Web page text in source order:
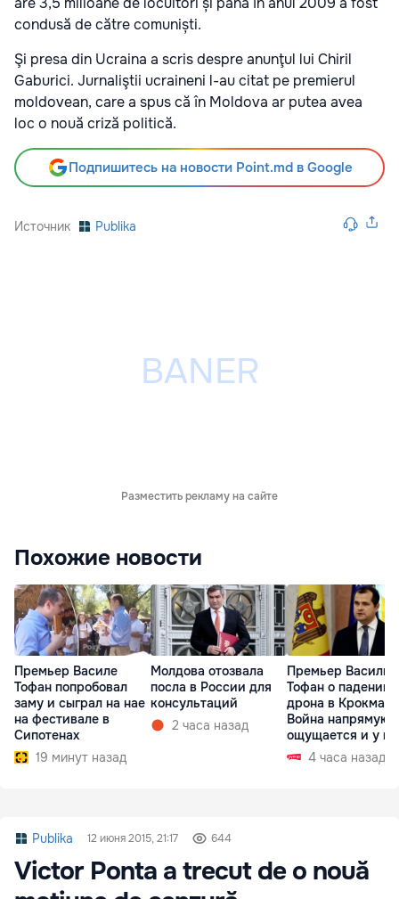
condusă de către comuniști.
Şi presa din Ucraina a scris despre anunţul lui Chiril
Gaburici. Jurnaliştii ucraineni l-au citat pe premierul
moldovean, care a spus că în Moldova ar putea avea
loc o nouă criză politică.
Подпишитесь на новости Point.md в Google
Источник Publika
Разместить рекламу на сайте
Похожие новости
Премьер Василе
Тофан попробовал
заму и сыграл на нае
на фестивале в
Сипотенах
19 минут назад
Молдова отозвала
посла в России для
консультаций
2 часа назад
Премьер Василий
Тофан о падении
дрона в
Война напрямую
ощущается и у
4 часа назад
Publika 12 июня 2015, 21:17 644
Victor Ponta a trecut de o nouă